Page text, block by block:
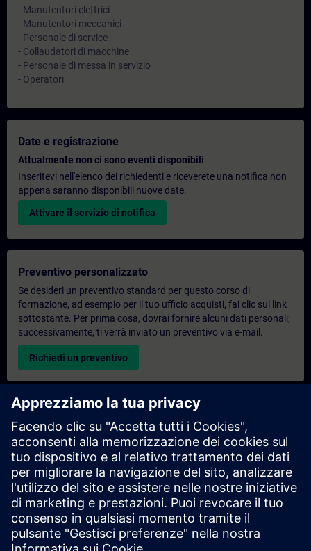
- Manutentori elettrici
- Manutentori meccanici
- Personale di service
- Collaudatori di macchine
- Personale di messa in servizio
- Operatori
Date e registrazione
Attualmente non ci sono eventi disponibili
Inseritevi nell'elenco dei richiedenti e riceverete una notifica non
appena saranno disponibili nuove date.
Attivare il servizio di notifica
Preventivo personalizzato
Se desideri un preventivo standard per questo corso di
formazione, ad esempio per il tuo ufficio acquisti, fai clic sul link
sottostante. Per prima cosa, dovrai fornire alcuni dati personali;
successivamente, ti verrà inviato un preventivo via e-mail.
Richiedi un preventivo
Richiesta di informazioni su corsi di formazione
esclusivi
Compila il modulo di richiesta sottostante se hai bisogno di un
preventivo per un corso di formazione esclusivo in sede,
virtualmente o presso il nostro centro di formazione SITRAIN.
Questo tipo di richiesta è adatto a gruppi più numerosi (da 6
persone in su). Dopo aver fornito i tuoi dati di contatto e le tue
esigenze formative, riceverai un preventivo da parte nostra.